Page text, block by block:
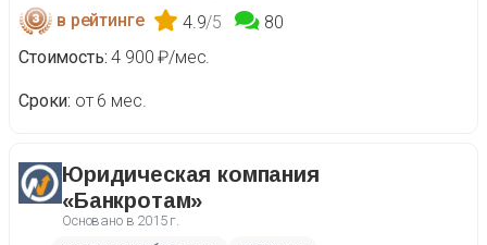
в рейтинге 4.9/5
80
Стоимость 4 900 ₽/мес.
Сроки от 6 мес.
Юридическая компания
«Банкротам»
Основано в 2015 г.